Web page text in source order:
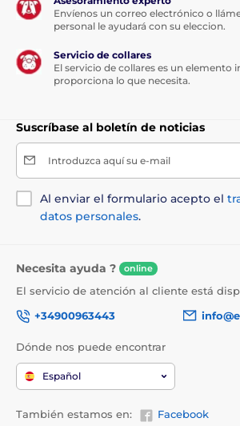
Envíenos un correo electrónico o
personal le ayudará con su eleccion.
Servicio de collares
El servicio de collares es un elemento
proporciona lo que necesita.
Suscríbase al boletín de noticias
Introduzca aquí su e-mail
Al enviar el formulario acepto el
datos personales.
Necesita ayuda ? online
El servicio de atención al cliente está
+34900963443
Dónde nos puede encontrar
Español
También estamos en: Facebook